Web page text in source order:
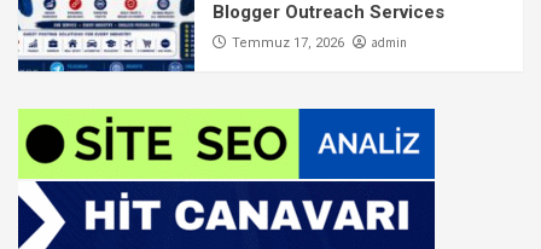
Blogger Outreach Services
Temmuz 17, 2026 admin